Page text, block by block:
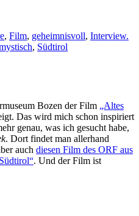
, Film, geheimnisvoll, Interview.
, Südtirol
Bozen der Film „Altes
Das wird mich schon inspiriert
genau, was ich gesucht habe,
. Dort findet man allerhand
auch diesen Film des ORF aus
. Und der Film ist